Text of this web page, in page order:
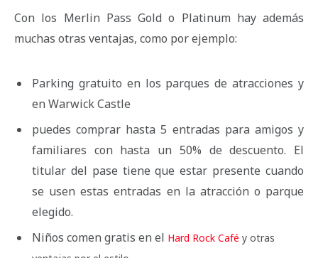
Con los Merlin Pass Gold o Platinum hay además
muchas otras ventajas, como por ejemplo:
Parking gratuito en los parques de atracciones y
en Warwick Castle
puedes comprar hasta 5 entradas para amigos y
familiares con hasta un 50% de descuento. El
titular del pase tiene que estar presente cuando
se usen estas entradas en la atracción o parque
elegido.
Niños comen gratis en el Hard Rock Café y otras